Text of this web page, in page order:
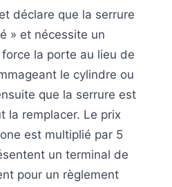
déclare que la serrure
» et nécessite un
la porte au lieu de
le cylindre ou
que la serrure est
la remplacer. Le prix
est multiplié par 5
un terminal de
pour un règlement